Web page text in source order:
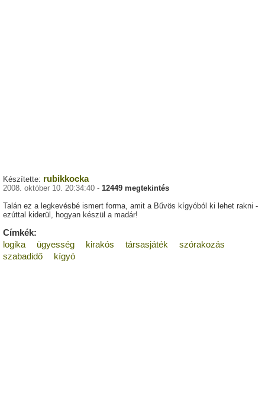
Készítette: rubikkocka
2008. október 10. 20:34:40 - 12449 megtekintés
Talán ez a legkevésbé ismert forma, amit a Bűvös kígyóból ki lehet rakni -
ezúttal kiderül, hogyan készül a madár!
Címkék:
logika
ügyesség kirakós társasjáték
szórakozás
szabadidő
kígyó